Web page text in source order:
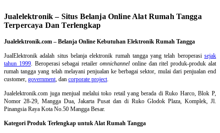
Jualelektronik – Situs Belanja Online Alat Rumah Tangga
Terpercaya Dan Terlengkap
Jualelektronik.com – Belanja Online Kebutuhan Elektronik Rumah Tangga
JualElektronik adalah situs belanja elektronik rumah tanggayang telah beroperasisejak
tahun 1999. Beroperasi sebagai retaileromnichannel online dan ritel produk-produk alat
rumah tangga yang telah melayani penjualan ke berbagai sektor, mulai dari penjualan end
customer, government, dan corporate project.
Jualelektronik.com juga menjual melalui toko retail yang berada di Ruko Harco, Blok P,
Nomor 28-29, Mangga Dua, Jakarta Pusat dan di Ruko Glodok Plaza, Komplek, Jl.
Pinangsia Raya Kota No.50 Mangga Besar.
Kategori Produk Terlengkap untuk Alat Rumah Tangga